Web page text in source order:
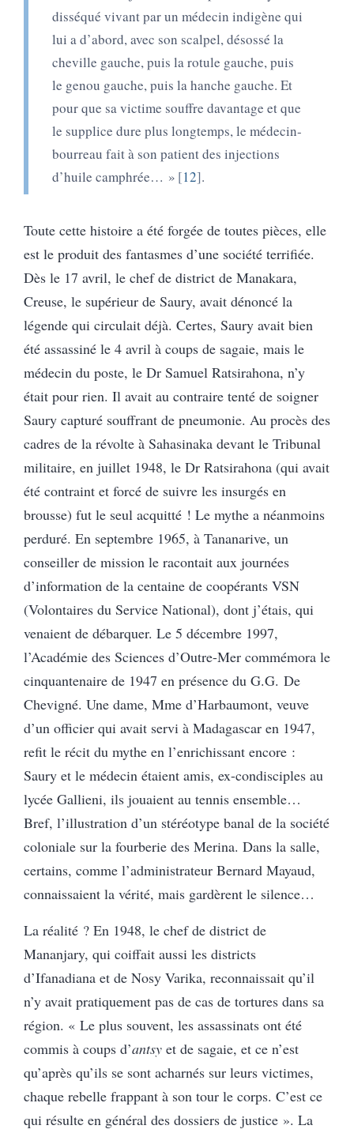
disséqué vivant par un médecin indigène qui
lui a d’abord, avec son scalpel, désossé la
cheville gauche, puis la rotule gauche, puis
le genou gauche, puis la hanche gauche. Et
pour que sa victime souffre davantage et que
le supplice dure plus longtemps, le médecin-
bourreau fait à son patient des injections
d’huile camphrée… » 12 .
Toute cette histoire a été forgée de toutes pièces, elle
est le produit des fantasmes d’une société terrifiée.
Dès le 17 avril, le chef de district de Manakara,
Creuse, le supérieur de Saury, avait dénoncé la
légende qui circulait déjà. Certes, Saury avait bien
été assassiné le 4 avril à coups de sagaie, mais le
médecin du poste, le Dr Samuel Ratsirahona, n’y
était pour rien. Il avait au contraire tenté de soigner
Saury capturé souffrant de pneumonie. Au procès des
cadres de la révolte à Sahasinaka devant le Tribunal
militaire, en juillet 1948, le Dr Ratsirahona (qui avait
été contraint et forcé de suivre les insurgés en
brousse) fut le seul acquitté ! Le mythe a néanmoins
perduré. En septembre 1965, à Tananarive, un
conseiller de mission le racontait aux journées
d’information de la centaine de coopérants VSN
(Volontaires du Service National), dont j’étais, qui
venaient de débarquer. Le 5 décembre 1997,
l’Académie des Sciences d’Outre-Mer commémora le
cinquantenaire de 1947 en présence du G.G. De
Chevigné. Une dame, Mme d’Harbaumont, veuve
d’un officier qui avait servi à Madagascar en 1947,
refit le récit du mythe en l’enrichissant encore :
Saury et le médecin étaient amis, ex-condisciples au
lycée Gallieni, ils jouaient au tennis ensemble…
Bref, l’illustration d’un stéréotype banal de la société
coloniale sur la fourberie des Merina. Dans la salle,
certains, comme l’administrateur Bernard Mayaud,
connaissaient la vérité, mais gardèrent le silence…
La réalité ? En 1948, le chef de district de
Mananjary, qui coiffait aussi les districts
d’Ifanadiana et de Nosy Varika, reconnaissait qu’il
n’y avait pratiquement pas de cas de tortures dans sa
région. « Le plus souvent, les assassinats ont été
commis à coups d’antsy et de sagaie, et ce n’est
qu’après qu’ils se sont acharnés sur leurs victimes,
chaque rebelle frappant à son tour le corps. C’est ce
qui résulte en général des dossiers de justice ». La